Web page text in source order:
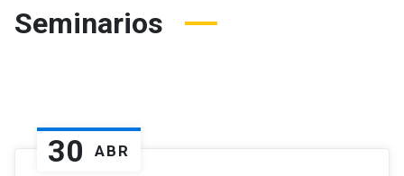
Seminarios
30 ABR